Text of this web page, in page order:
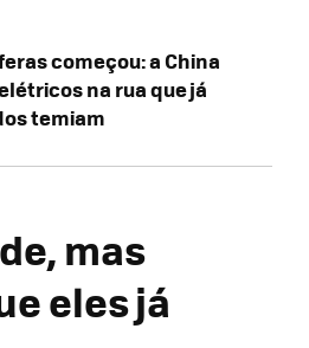
começou: a China
na rua que já
temiam
mas
eles já